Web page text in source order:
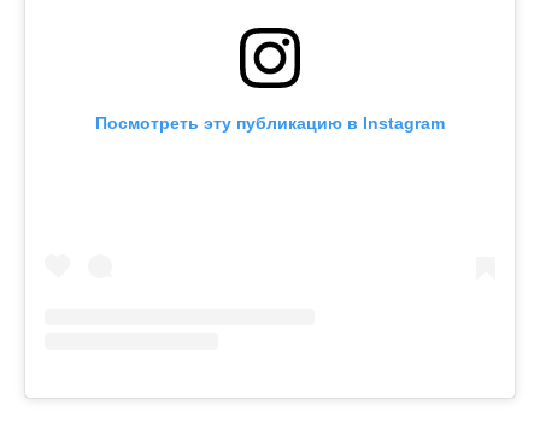
Посмотреть эту публикацию в Instagram